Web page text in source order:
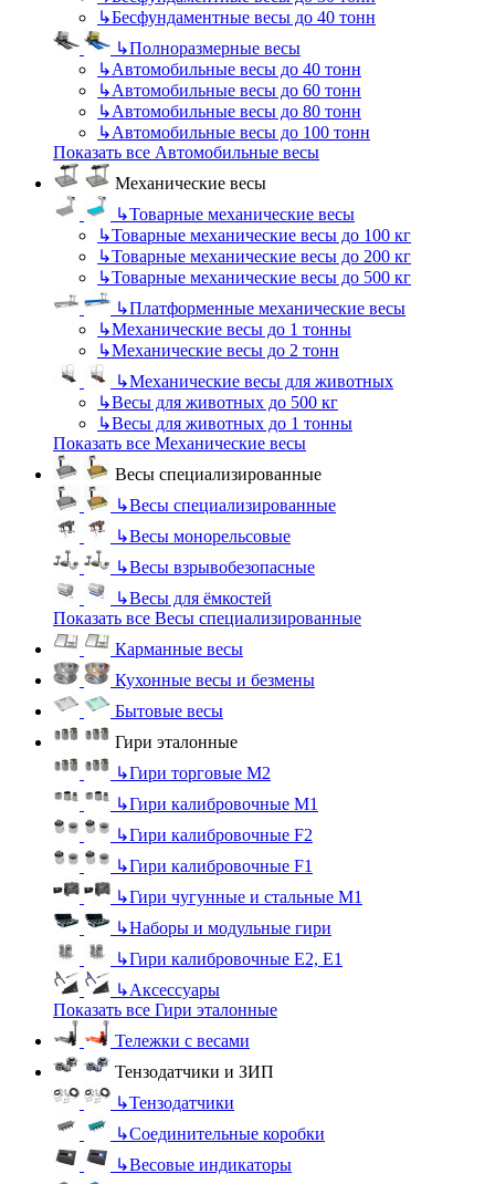
↳Бесфундаментные весы до 40 тонн
↳Полноразмерные весы
↳Автомобильные весы до 40 тонн
↳Автомобильные весы до 60 тонн
↳Автомобильные весы до 80 тонн
↳Автомобильные весы до 100 тонн
Показать все Автомобильные весы
Механические весы
↳Товарные механические весы
↳Товарные механические весы до 100 кг
↳Товарные механические весы до 200 кг
↳Товарные механические весы до 500 кг
↳Платформенные механические весы
↳Механические весы до 1 тонны
↳Механические весы до 2 тонн
↳Механические весы для животных
↳Весы для животных до 500 кг
↳Весы для животных до 1 тонны
Показать все Механические весы
Весы специализированные
↳Весы специализированные
↳Весы монорельсовые
↳Весы взрывобезопасные
↳Весы для ёмкостей
Показать все Весы специализированные
Карманные весы
Кухонные весы и безмены
Бытовые весы
Гири эталонные
↳Гири торговые М2
↳Гири калибровочные М1
↳Гири калибровочные F2
↳Гири калибровочные F1
↳Гири чугунные и стальные М1
↳Наборы и модульные гири
↳Гири калибровочные E2, Е1
↳Аксессуары
Показать все Гири эталонные
Тележки с весами
Тензодатчики и ЗИП
↳Тензодатчики
↳Соединительные коробки
↳Весовые индикаторы